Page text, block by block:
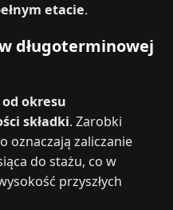
etacie.
długoterminowej
okresu
składki. Zarobki
oznaczają zaliczanie
do stażu, co w
przyszłych